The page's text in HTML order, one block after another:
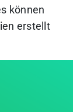
können
erstellt